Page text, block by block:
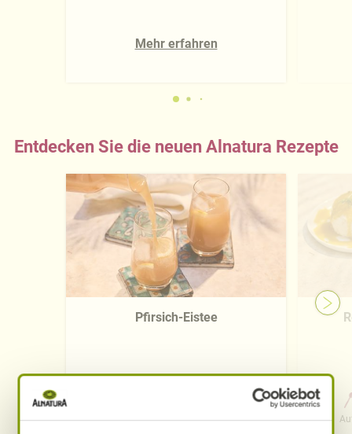
Mehr erfahren
Entdecken Sie die neuen Alnatura Rezepte
Pfirsich-Eistee
Aufwand
0 Std. 15 Min.
Gesamtzeit